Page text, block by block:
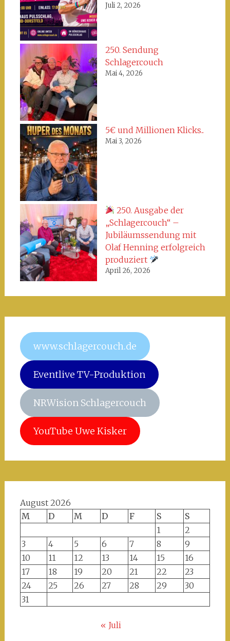
Juli 2, 2026
250. Sendung
Schlagercouch
Mai 4, 2026
5€ und Millionen Klicks..
Mai 3, 2026
250. Ausgabe der
„Schlagercouch“ –
Jubiläumssendung mit
Olaf Henning erfolgreich
produziert
April 26, 2026
www.schlagercouch.de
Eventlive TV-Produktion
NRWision Schlagercouch
YouTube Uwe Kisker
August 2026
M
D M D F S
S
1
2
3
4 5 6 7 8
9
10
11 12 13 14 15
16
17
18 19 20 21 22
23
24
25 26 27 28 29
30
31
« Juli